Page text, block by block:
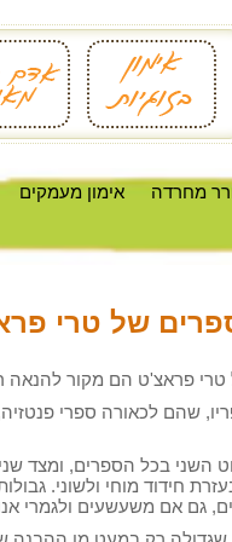
מחרדה אימון מעמקים
של טרי
טרי פראצ'ט הם מקור להנאה
שהם לכאורה ספרי
השני בכל הספרים, ומצד
חידוד מוחי ולשוני.
גם אם משעשעים ולגמרי